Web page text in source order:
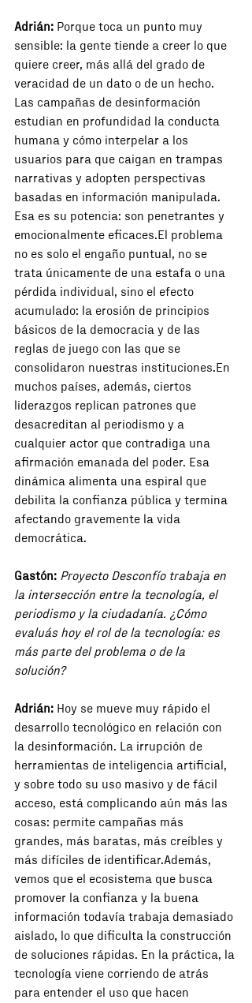
Adrián: Porque toca un punto muy
sensible: la gente tiende a creer lo que
quiere creer, más allá del grado de
veracidad de un dato o de un hecho.
Las campañas de desinformación
estudian en profundidad la conducta
humana y cómo interpelar a los
usuarios para que caigan en trampas
narrativas y adopten perspectivas
basadas en información manipulada.
Esa es su potencia: son penetrantes y
emocionalmente eficaces.El problema
no es solo el engaño puntual, no se
trata únicamente de una estafa o una
pérdida individual, sino el efecto
acumulado: la erosión de principios
básicos de la democracia y de las
reglas de juego con las que se
consolidaron nuestras instituciones.En
muchos países, además, ciertos
liderazgos replican patrones que
desacreditan al periodismo y a
cualquier actor que contradiga una
afirmación emanada del poder. Esa
dinámica alimenta una espiral que
debilita la confianza pública y termina
afectando gravemente la vida
democrática.
Gastón: Proyecto Desconfío trabaja en
la intersección entre la tecnología, el
periodismo y la ciudadanía. ¿Cómo
evaluás hoy el rol de la tecnología: es
más parte del problema o de la
solución?
Adrián: Hoy se mueve muy rápido el
desarrollo tecnológico en relación con
la desinformación. La irrupción de
herramientas de inteligencia artificial,
y sobre todo su uso masivo y de fácil
acceso, está complicando aún más las
cosas: permite campañas más
grandes, más baratas, más creíbles y
más difíciles de identificar.Además,
vemos que el ecosistema que busca
promover la confianza y la buena
información todavía trabaja demasiado
aislado, lo que dificulta la construcción
de soluciones rápidas. En la práctica, la
tecnología viene corriendo de atrás
para entender el uso que hacen